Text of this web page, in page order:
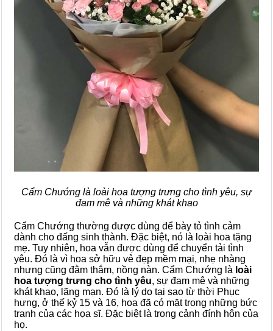
Cẩm Chướng là loài hoa tượng trưng cho tình yêu, sự
đam mê và những khát khao
Cẩm Chướng thường được dùng để bày tỏ tình cảm
dành cho đấng sinh thành. Đặc biệt, nó là loài hoa tặng
mẹ. Tuy nhiên, hoa vẫn được dùng để chuyển tải tình
yêu. Đó là vì hoa sở hữu vẻ đẹp mềm mại, nhẹ nhàng
nhưng cũng đằm thắm, nồng nàn. Cẩm Chướng là loài
hoa tượng trưng cho tình yêu, sự đam mê và những
khát khao, lãng mạn. Đó là lý do tại sao từ thời Phục
hưng, ở thế kỷ 15 và 16, hoa đã có mặt trong những bức
tranh của các họa sĩ. Đặc biệt là trong cảnh đính hôn của
họ.